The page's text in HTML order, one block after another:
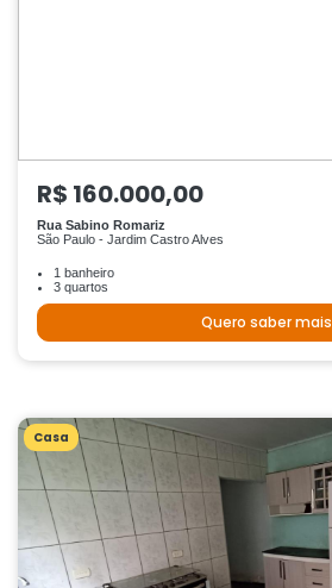
R$ 160.000,00
Rua Sabino Romariz
São Paulo - Jardim Castro Alves
1 banheiro
3 quartos
Quero saber mais
Casa